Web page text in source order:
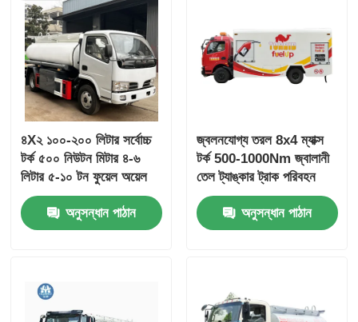
৪X২ ১০০-২০০ লিটার সর্বোচ্চ
টর্ক ৫০০ নিউটন মিটার ৪-৬
লিটার ৫-১০ টন ফুয়েল অয়েল
ট্যাঙ্কার ট্রাক পরিবহন যান
অনুসন্ধান পাঠান
জ্বলনযোগ্য তরল 8x4 ম্যাক্স
টর্ক 500-1000Nm জ্বালানী
তেল ট্যাঙ্কার ট্রাক পরিবহন
যানবাহন
অনুসন্ধান পাঠান